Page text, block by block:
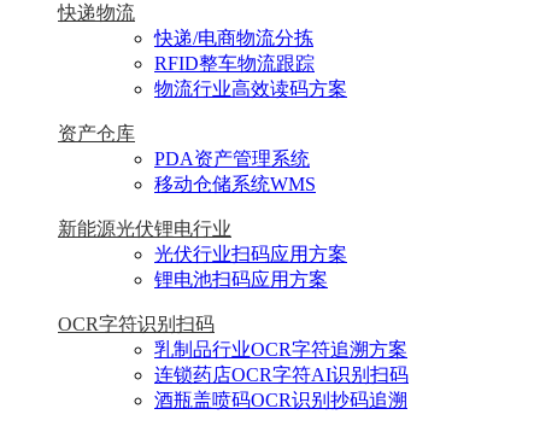
快递物流
快递/电商物流分拣
RFID整车物流跟踪
物流行业高效读码方案
资产仓库
PDA资产管理系统
移动仓储系统WMS
新能源光伏锂电行业
光伏行业扫码应用方案
锂电池扫码应用方案
OCR字符识别扫码
乳制品行业OCR字符追溯方案
连锁药店OCR字符AI识别扫码
酒瓶盖喷码OCR识别抄码追溯